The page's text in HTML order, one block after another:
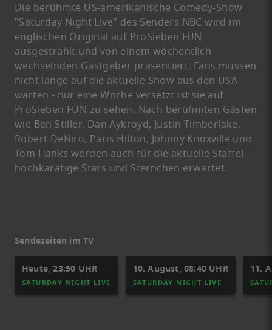
Die berühmte US-amerikanische Comedy-Show
"Saturday Night Live" des Senders NBC wird im
englischen Original auf ProSieben FUN
ausgestrahlt und von einem wöchentlich
wechselnden Gastgeber präsentiert. Fans müssen
nicht lange auf die aktuelle Show aus den USA
warten - nur eine Woche versetzt ist sie auf
ProSieben FUN zu sehen. Nach berühmten Gästen
wie Ben Stiller, Dan Aykroyd, Justin Timberlake,
Robert DeNiro, Paris Hilton, Johnny Knoxville und
Tom Hanks werden auch für die aktuelle Staffel
hochkarätige Stars und Sternchen erwartet.
Sendezeiten im TV
Heute, 23:50 UHR
SATURDAY NIGHT LIVE
10. August, 08:40 UHR
SATURDAY NIGHT LIVE
11.